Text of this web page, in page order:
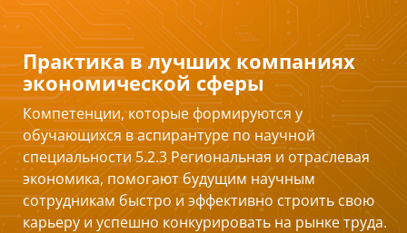
Практика в лучших компаниях
экономической сферы
Компетенции, которые формируются у
обучающихся в аспирантуре по научной
специальности 5.2.3 Региональная и отраслевая
экономика, помогают будущим научным
сотрудникам быстро и эффективно строить свою
карьеру и успешно конкурировать на рынке труда.